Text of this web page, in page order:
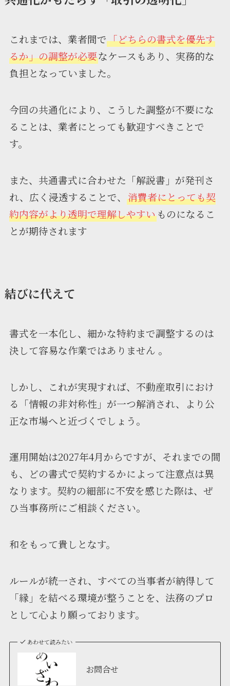
これまでは、業者間で「どちらの書式を優先す
るか」の調整が必要なケースもあり、実務的な
負担となっていました。
今回の共通化により、こうした調整が不要にな
ることは、業者にとっても歓迎すべきことで
す。
また、共通書式に合わせた「解説書」が発刊さ
れ、広く浸透することで、 消費者にとっても契
約内容がより透明で理解しやすいものになるこ
とが期待されます
結びに代えて
書式を一本化し、細かな特約まで調整するのは
決して容易な作業ではありません 。
しかし、これが実現すれば、不動産取引におけ
る「情報の非対称性」が一つ解消され、より公
正な市場へと近づくでしょう。
運用開始は2027年4月からですが、それまでの間
も、どの書式で契約するかによって注意点は異
なります。契約の細部に不安を感じた際は、ぜ
ひ当事務所にご相談ください。
和をもって貴しとなす。
ルールが統一され、すべての当事者が納得して
「縁」を結べる環境が整うことを、法務のプロ
として心より願っております。
あわせて読みたい
お問合せ